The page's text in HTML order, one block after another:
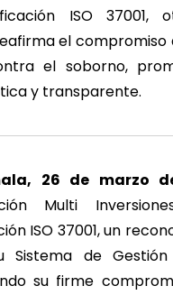
ISO 37001,
el compromiso
el soborno,
y transparente.
26 de marzo
Multi
ISO 37001, un
Sistema de Gestión
su firme